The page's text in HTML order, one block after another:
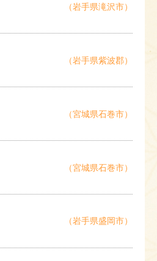
（岩手県滝沢市）
（岩手県紫波郡）
（宮城県石巻市）
（宮城県石巻市）
（岩手県盛岡市）